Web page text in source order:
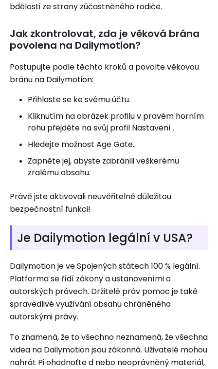
bdělosti ze strany zúčastněného rodiče.
Jak zkontrolovat, zda je věková brána
povolena na Dailymotion?
Postupujte podle těchto kroků a povolte věkovou
bránu na Dailymotion:
Přihlaste se ke svému účtu.
Kliknutím na obrázek profilu v pravém horním
rohu přejděte na svůj profil Nastavení .
Hledejte možnost Age Gate.
Zapněte jej, abyste zabránili veškerému
zralému obsahu.
Právě jste aktivovali neuvěřitelně důležitou
bezpečnostní funkci!
Je Dailymotion legální v USA?
Dailymotion je ve Spojených státech 100 % legální.
Platforma se řídí zákony a ustanoveními o
autorských právech. Držitelé práv pomoc je také
spravedlivé využívání obsahu chráněného
autorskými právy.
To znamená, že to všechno neznamená, že všechna
videa na Dailymotion jsou zákonná. Uživatelé mohou
nahrát Pi ohodnoťte d nebo neoprávněný materiál,